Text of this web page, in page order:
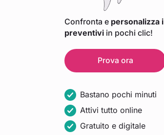
Confronta e personalizza i
preventivi in pochi clic!
Prova ora
Bastano pochi minuti
Attivi tutto online
Gratuito e digitale